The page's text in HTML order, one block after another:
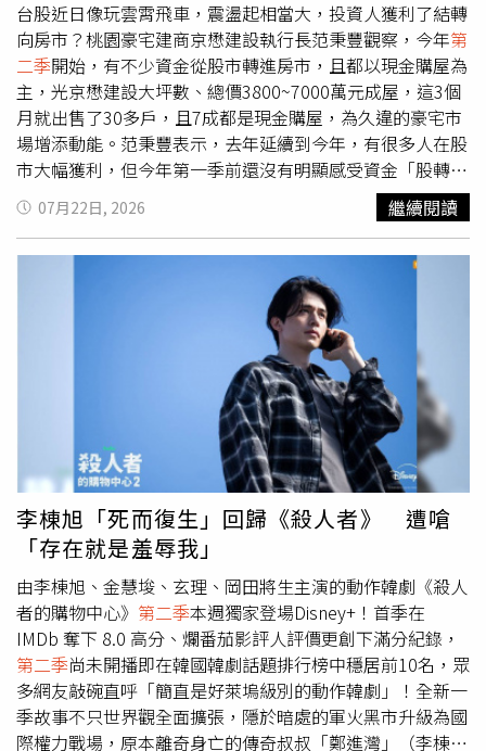
模式。不過，新方案仍有部分限制。Apple Upgrade並未納
入AppleCare保固服務，Apple Watch SE、入門款iPad、
iPhone 16及MacBook Neo等部分機型也不適用，企業及教
育機構的大宗採購同樣排除在服務範圍之外。外界分析，蘋
果此時推出租賃方案，與AI浪潮帶動半導體成本持續攀升有
關。近年全球AI產業積極擴建資料中心，推升記憶體與儲存
晶片價格，蘋果已率先調漲iPad、MacBook等產品售價，
市場也預期今年秋季發表的新一代iPhone不排除同步調整價
格。透過租賃模式，不僅能降低消費者換機門檻，也能將融
資與呆帳風險交由Klarna承擔。消息曝光後，Klarna股價一
度勁揚約11%。知名市調機構Counterpoint Research指
出，受到零組件價格上漲影響，智慧型手機售價普遍提高，
消費者換機意願也隨之降溫，2026年第二季
出貨量年減11%，創下2013年以來同期最低紀錄，顯示市
場需求持續疲弱，也讓各家品牌積極尋求新的銷售模式。另
一方面，科技媒體《9to5Mac》也在iOS 27 Beta程式碼中
發現一項名為「App Managed Features（應用程式管理功
能）」的新功能，可讓獲授權的金融機構或電信業者App管
理租賃裝置，並定期確認合約履行情形。一旦系統偵測到使
用者欠款或違約，iPhone可能會自動進入「限制模式
（Restricted Mode）」，除了電話、緊急功能等少數基本
服務外，大部分App都將無法正常使用，直到完成付款或恢
復合約狀態。外界推測，這項新功能就是為Apple Upgrade
租賃計畫預先布局，但截至目前為止，蘋果仍未正式對外證
實相關消息。
台股近日像玩雲霄飛車，震盪起相當大，投資人獲利了結轉
向房市？桃園豪宅建商京懋建設執行長范秉豐觀察，今年第
二季開始，有不少資金從股市轉進房市，且都以現金購屋為
主，光京懋建設大坪數、總價3800~7000萬元成屋，這3個
月就出售了30多戶，且7成都是現金購屋，為久違的豪宅市
場增添動能。范秉豐表示，去年延續到今年，有很多人在股
市大幅獲利，但今年第一季前還沒有明顯感受資金「股轉
房」，第二季開始，京懋建設多個大坪數成屋建案開始有成
交，了解後發現，有不少是從股市獲利的投資人，將一部分
的資金轉進不動產作資產配置。像是京懋位於桃園中路特區
向陽公園第一排「京懋泰閤」75坪房型，以及青埔老街溪第
一排的「京懋敦和」，坪數規劃92、107坪，基地環境條件
佳，近期銷況皆不錯。范秉豐表示，加上多個過去銷售剩下
的餘屋，近幾個月共銷售30多戶總價落在3800~7000萬元
的豪宅，且7成都是採現金交易，其中令他印象深刻的是，
大部分都是50、60歲已購客中，有一位40多歲的「股神」
購屋。而這樣的情況不只是京懋建設，他與同業交流發現，
近幾個月市場大坪數產品交易回溫，但小坪數卻沒有明顯的
帶動。而他們總結受惠產品的類型，除了大坪數，購屋人也
偏好在地點、環境上具有優勢的好物件下手，且都採現金交
易，不受高價住宅總價超過4000萬元的貸款限制。台股衝
上四萬點財富效應發酵，桃園以北多個豪宅案傳成交喜訊。
圖為「京懋泰閤」實品屋。（圖／林榮芳攝）第二季 北市豪
宅交易實價也出爐，成屋指標豪宅有「陶朱隱園」成交9.4
億元，每坪站上300萬元，「皇翔御琚」4.3億元，每坪
212.9萬元，大安區「One Park Taipei元利信義聯勤」19樓
兩戶，分別成交3.99億元與3.6億元，每坪單價263萬元。加
上預售豪宅案，億元交易就有近30件。信義房屋不動產企研
室專案經理曾敬德表示，台股衝上四萬多點帶來的財富效
07月22日, 2026 繼續閱讀
李棟旭「死而復生」回歸《殺人者》 遭嗆
「存在就是羞辱我」
由李棟旭、金慧埈、玄理、岡田將生主演的動作韓劇《殺人
者的購物中心》 第二季本週獨家登場Disney+！首季在
IMDb 奪下 8.0 高分、爛番茄影評人評價更創下滿分紀錄，
第二季尚未開播即在韓國韓劇話題排行榜中穩居前10名，眾
多網友敲碗直呼「簡直是好萊塢級別的動作韓劇」！全新一
季故事不只世界觀全面擴張，隱於暗處的軍火黑市升級為國
際權力戰場，原本離奇身亡的傳奇叔叔「鄭進灣」（李棟旭